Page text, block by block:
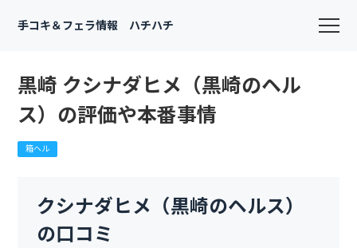
手コキ＆フェラ情報 ハチハチ
黒崎 クシナダヒメ（黒崎のヘル
ス）の評価や本番事情
箱ヘル
クシナダヒメ（黒崎のヘルス）
の口コミ